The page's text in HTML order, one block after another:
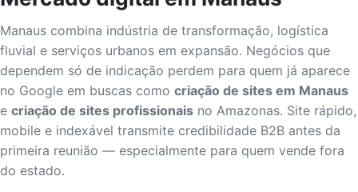
Manaus combina indústria de transformação, logística
fluvial e serviços urbanos em expansão. Negócios que
dependem só de indicação perdem para quem já aparece
no Google em buscas como criação de sites em Manaus
e criação de sites profissionais no Amazonas. Site rápido,
mobile e indexável transmite credibilidade B2B antes da
primeira reunião — especialmente para quem vende fora
do estado.